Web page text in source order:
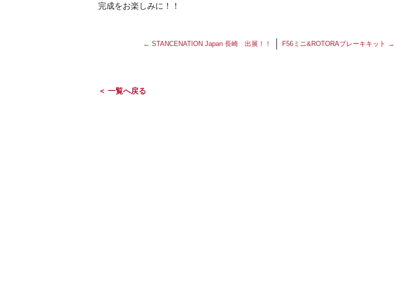
完成をお楽しみに！！
← STANCENATION Japan 長崎 出展！！ F56ミニ&ROTORAブレーキキット →
＜ 一覧へ戻る